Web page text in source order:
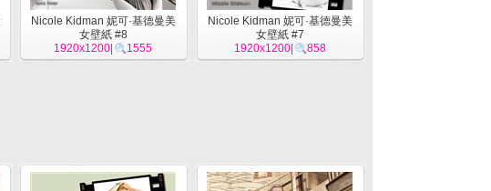
Nicole Kidman 妮可·基德曼美
女壁紙 #8
1920x1200
1555
Nicole Kidman 妮可·基德曼美
女壁紙 #7
1920x1200| 858